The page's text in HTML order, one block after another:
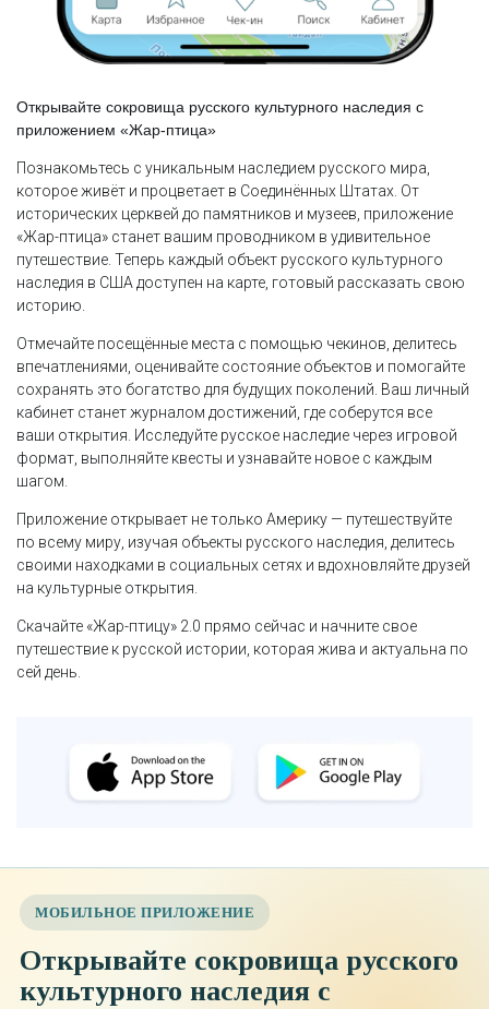
Открывайте сокровища русского культурного наследия с
приложением «Жар-птица»
Познакомьтесь с уникальным наследием русского мира,
которое живёт и процветает в Соединённых Штатах. От
исторических церквей до памятников и музеев, приложение
«Жар-птица» станет вашим проводником в удивительное
путешествие. Теперь каждый объект русского культурного
наследия в США доступен на карте, готовый рассказать свою
историю.
Отмечайте посещённые места с помощью чекинов, делитесь
впечатлениями, оценивайте состояние объектов и помогайте
сохранять это богатство для будущих поколений. Ваш личный
кабинет станет журналом достижений, где соберутся все
ваши открытия. Исследуйте русское наследие через игровой
формат, выполняйте квесты и узнавайте новое с каждым
шагом.
Приложение открывает не только Америку — путешествуйте
по всему миру, изучая объекты русского наследия, делитесь
своими находками в социальных сетях и вдохновляйте друзей
на культурные открытия.
Скачайте «Жар-птицу» 2.0 прямо сейчас и начните свое
путешествие к русской истории, которая жива и актуальна по
сей день.
МОБИЛЬНОЕ ПРИЛОЖЕНИЕ
Открывайте сокровища русского
культурного наследия с